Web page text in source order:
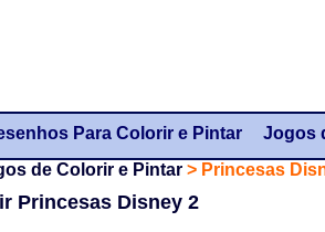
Para Colorir e Pintar
Jogos
de Colorir e Pintar > Princesas
Princesas Disney 2